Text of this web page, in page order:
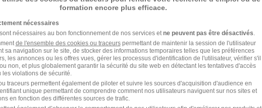
- 68 Alternance 492,22 - 1 823,03 € / mois 12 mois
Installateur en Alternance H/F
de Colmar
formation encore plus efficace.
nécessaires
nécessaires au bon fonctionnement de nos services et ne peuvent pas être désactivés
de l'ensemble des cookies ou traceurspermettant de maintenir la session de l'utilisateur
sa navigation sur le site, de stocker des informations temporaires telles que les préférences
les annonces ou les offres vues, gérer les processus d'identification de l'utilisateur, vérifier s'il
non, et plus globalement garantir la sécurité du site web en détectant les tentatives d'accès
violations de sécurité.
traceurs permettent également de piloter et suivre les sources d'acquisition d'audience en
unique permettant de comprendre comment nos utilisateurs naviguent sur nos sites et
en fonction des différentes sources de trafic.